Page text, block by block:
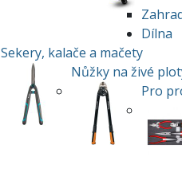
Dílna
Sekery, kalače a mačety
Nůžky na živé
Pro